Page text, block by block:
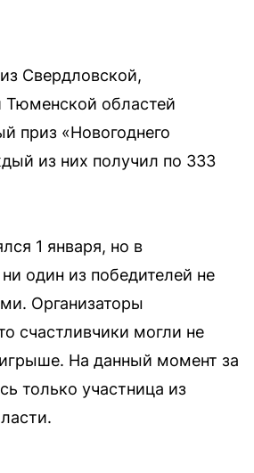
Свердловской,
Тюменской областей
приз «Новогоднего
из них получил по 333
1 января, но в
один из победителей не
Организаторы
счастливчики могли не
На данный момент за
только участница из